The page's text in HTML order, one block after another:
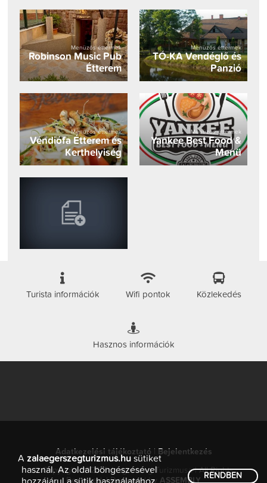
Menüzős éttermek
Robinson Music Pub
Étterem
Menüzős éttermek
TÓ-KA Vendéglő és
Panzió
Menüzős éttermek
Véndiófa Étterem és
Kerthelyiség
Menüzős éttermek
Yankee Best Food &
Menü
Turista információk Wifi pontok Közlekedés
Hasznos információk
Adatkezelési tájékoztató Bejelentkezés
© Copyright 2026 Zalaegerszeg Turizmusa | All Rights
Reserved. | Designed by ASSEMBLY
A zalaegerszegturizmus.husütiket
használ. Az oldal böngészésével
RENDBEN